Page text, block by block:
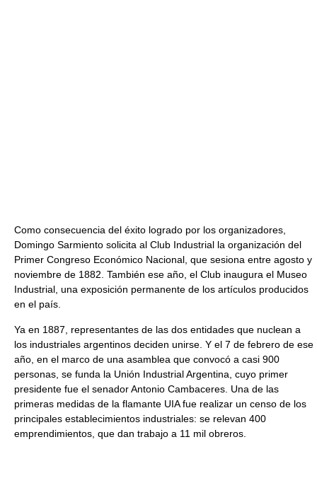
Como consecuencia del éxito logrado por los organizadores,
Domingo Sarmiento solicita al Club Industrial la organización del
Primer Congreso Económico Nacional, que sesiona entre agosto y
noviembre de 1882. También ese año, el Club inaugura el Museo
Industrial, una exposición permanente de los artículos producidos
en el país.
Ya en 1887, representantes de las dos entidades que nuclean a
los industriales argentinos deciden unirse. Y el 7 de febrero de ese
año, en el marco de una asamblea que convocó a casi 900
personas, se funda la Unión Industrial Argentina, cuyo primer
presidente fue el senador Antonio Cambaceres. Una de las
primeras medidas de la flamante UIA fue realizar un censo de los
principales establecimientos industriales: se relevan 400
emprendimientos, que dan trabajo a 11 mil obreros.